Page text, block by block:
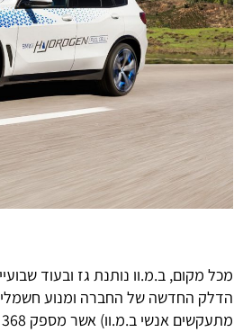
הדלק החדשה של החברה ומנוע
מתעקשים אנשי ב.מ.וו) אשר מספק 368 כוחות סוס.